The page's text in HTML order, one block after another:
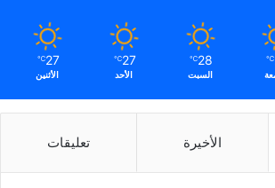
℃
28
℃
السبت
27
℃
الأحد
27
℃
الأثنين
الأخيرة تعليقات